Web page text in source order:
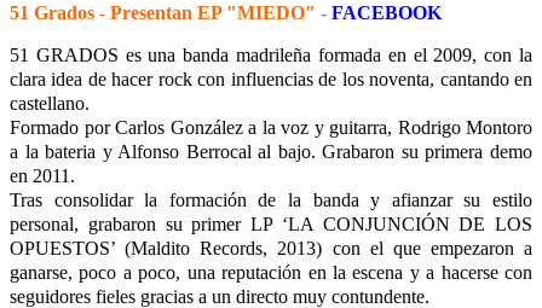
51 Grados - Presentan EP "MIEDO" - FACEBOOK
51 GRADOS es una banda madrileña formada en el 2009, con la
clara idea de hacer rock con influencias de los noventa, cantando en
castellano.
Formado por Carlos González a la voz y guitarra, Rodrigo Montoro
a la bateria y Alfonso Berrocal al bajo. Grabaron su primera demo
en 2011.
Tras consolidar la formación de la banda y afianzar su estilo
personal, grabaron su primer LP ‘LA CONJUNCIÓN DE LOS
OPUESTOS’ (Maldito Records, 2013) con el que empezaron a
ganarse, poco a poco, una reputación en la escena y a hacerse con
seguidores fieles gracias a un directo muy contundente.